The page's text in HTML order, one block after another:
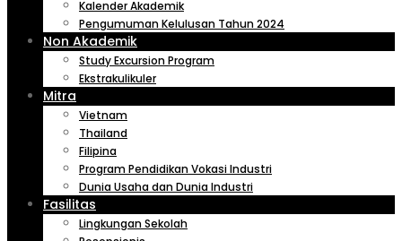
Kalender Akademik
Pengumuman Kelulusan Tahun 2024
Non Akademik
Study Excursion Program
Ekstrakulikuler
Mitra
Vietnam
Thailand
Filipina
Program Pendidikan Vokasi Industri
Dunia Usaha dan Dunia Industri
Fasilitas
Lingkungan Sekolah